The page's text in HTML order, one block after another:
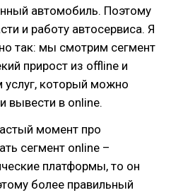
автомобиль. Поэтому
и работу автосервиса. Я
так: мы смотрим сегмент
прирост из offline и
который можно
вывести в online.
момент про
сегмент online –
платформы, то он
более правильный